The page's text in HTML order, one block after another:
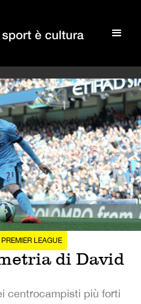
PREMIER LEAGUE
di David
centrocampisti più forti